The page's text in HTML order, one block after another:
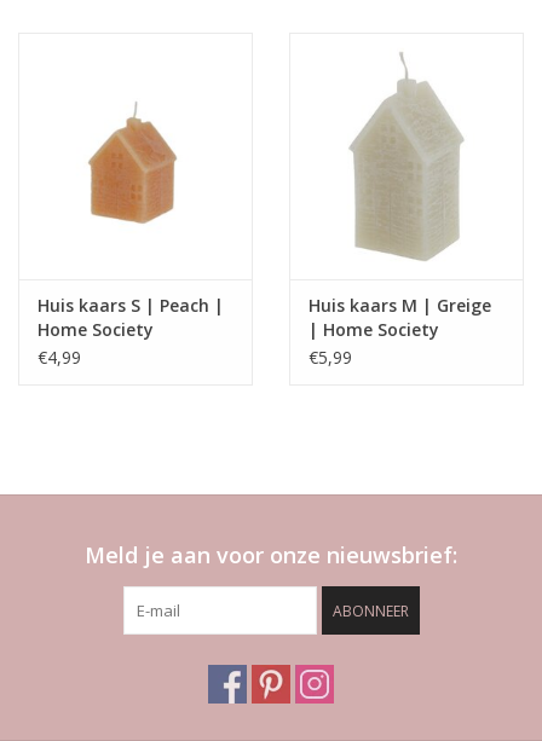
Huis kaars S | Peach |
Home Society
€4,99
Huis kaars M | Greige
| Home Society
€5,99
Meld je aan voor onze nieuwsbrief:
ABONNEER